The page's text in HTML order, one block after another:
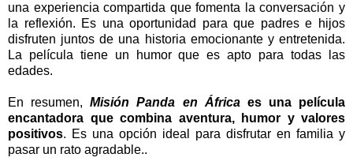
una experiencia compartida que fomenta la conversación y
la reflexión. Es una oportunidad para que padres e hijos
disfruten juntos de una historia emocionante y entretenida.
La película tiene un humor que es apto para todas las
edades.
En resumen,Misión Panda en Áfricaes una película
encantadora que combina aventura, humor y valores
positivos. Es una opción ideal para disfrutar en familia y
pasar un rato agradable..